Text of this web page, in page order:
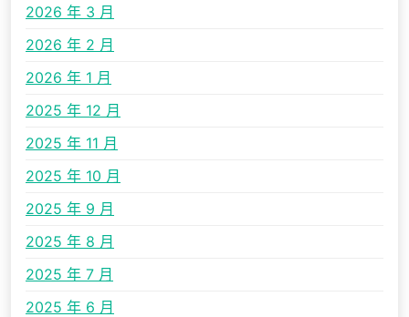
2026 年 3 月
2026 年 2 月
2026 年 1 月
2025 年 12 月
2025 年 11 月
2025 年 10 月
2025 年 9 月
2025 年 8 月
2025 年 7 月
2025 年 6 月